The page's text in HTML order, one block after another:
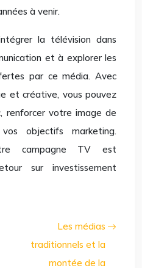
à venir.
la télévision dans
et à explorer les
par ce média. Avec
et créative, vous pouvez
renforcer votre image de
objectifs marketing.
campagne TV est
sur investissement
Les médias
traditionnels et la
montée de la